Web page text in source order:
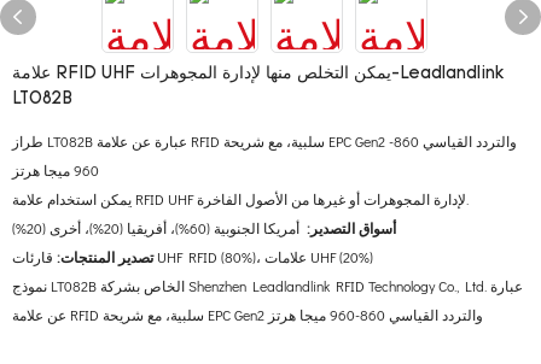
علامة RFID UHF يمكن التخلص منها لإدارة المجوهرات-Leadlandlink
LT082B
طراز LT082B عبارة عن علامة RFID سلبية، مع شريحة EPC Gen2 والتردد القياسي 860-
أسواق التصدير: أمريكا الجنوبية (60%)، أفريقيا (20%)، أخرى (20%)
تصدير المنتجات:
قارئات UHF RFID (80%)، علامات UHF (20%)
نموذج LT082B الخاص بشركة Shenzhen Leadlandlink RFID Technology Co., Ltd. عبارة